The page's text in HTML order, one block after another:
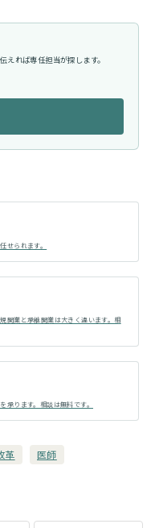
えれば専任担当が探します。
せられます。
開業と承継開業は大きく違います。相
承ります。相談は無料です。
革 医師